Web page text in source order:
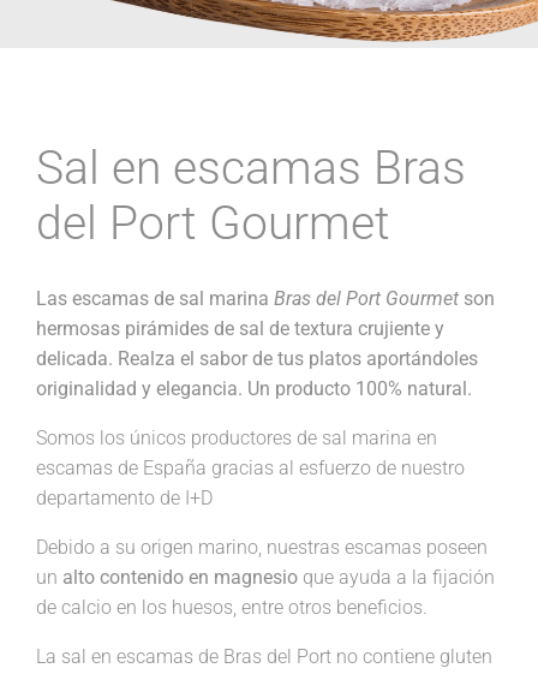
Sal en escamas Bras
del Port Gourmet
Las escamas de sal marina Bras del Port Gourmet son
hermosas pirámides de sal de textura crujiente y
delicada. Realza el sabor de tus platos aportándoles
originalidad y elegancia. Un producto 100% natural.
Somos los únicos productores de sal marina en
escamas de España gracias al esfuerzo de nuestro
departamento de I+D
Debido a su origen marino, nuestras escamas poseen
un alto contenido en magnesio que ayuda a la fijación
de calcio en los huesos, entre otros beneficios.
La sal en escamas de Bras del Port no contiene gluten